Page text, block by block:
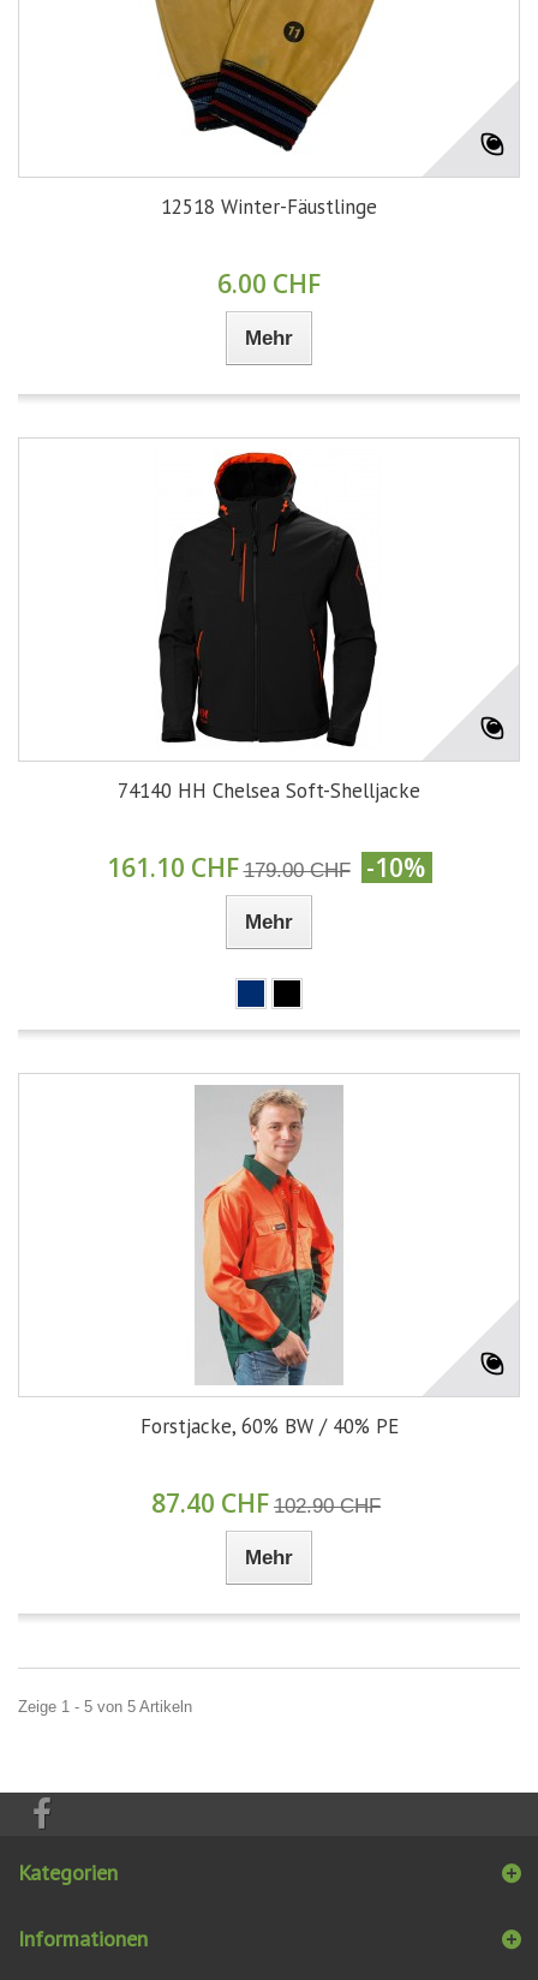
12518 Winter-Fäustlinge
6.00 CHF
Mehr
74140 HH Chelsea Soft-Shelljacke
161.10 CHF 179.00 CHF -10%
Mehr
Forstjacke, 60% BW / 40% PE
87.40 CHF 102.90 CHF
Mehr
Zeige 1 - 5 von 5 Artikeln
Kategorien
Informationen